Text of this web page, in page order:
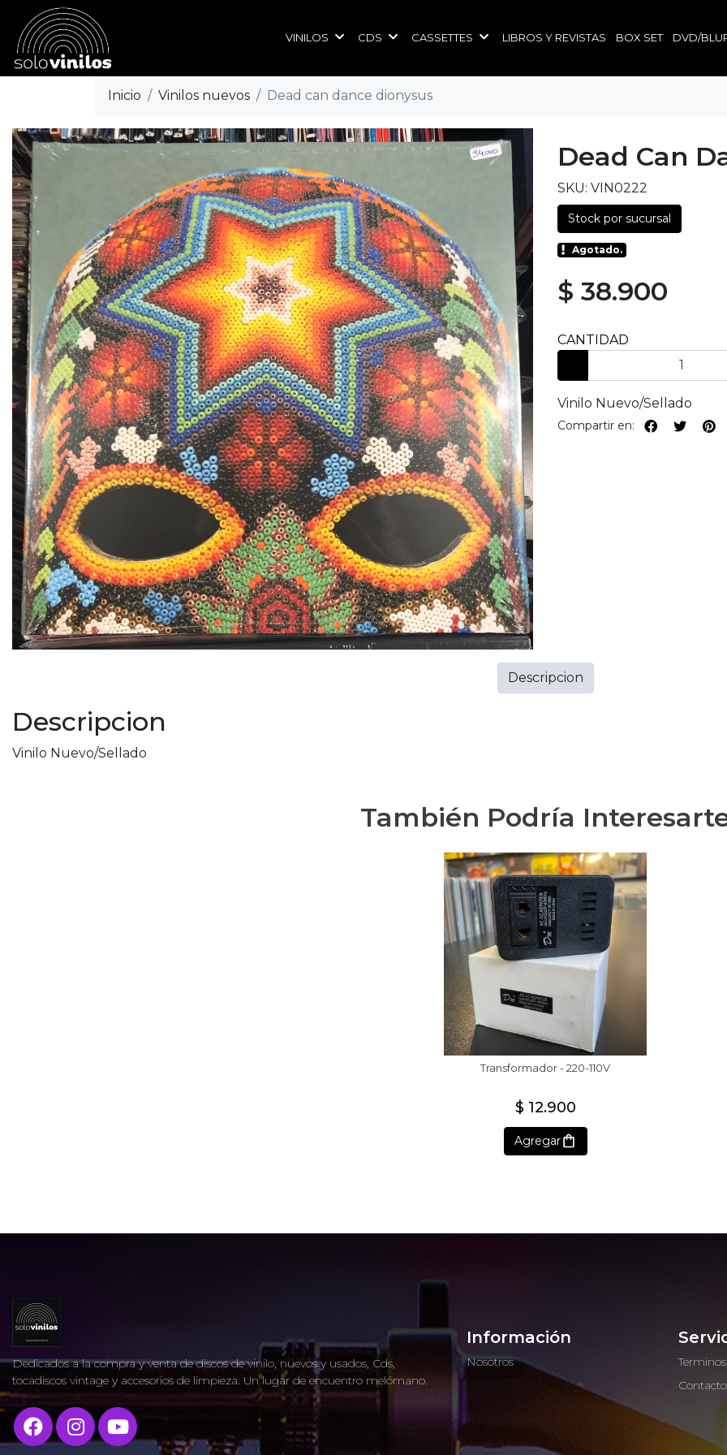
VINILOS CDS CASSETTES LIBROS Y REVISTAS BOX SET DVD/
Inicio Vinilos nuevos Dead can dance dionysus
Dead Can
SKU: VIN0222
Stock por sucursal
Agotado.
$ 38.900
CANTIDAD
Vinilo Nuevo/Sellado
Compartir en:
Descripcion
Vinilo Nuevo/Sellado
Descripcion
También Podría
Transformador - 220-110V
$ 12.900
Agregar
Dedicados a la compra y venta de discos de vinilo, nuevos y usados, Cds,
tocadiscos vintage y accesorios de limpieza. Un lugar de encuentro melómano.
Información
Nosotros
Contacto